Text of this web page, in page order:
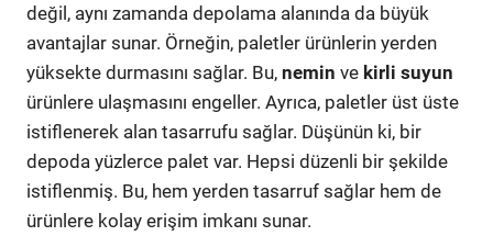
değil, aynı zamanda depolama alanında da büyük
avantajlar sunar. Örneğin, paletler ürünlerin yerden
yüksekte durmasını sağlar. Bu, nemin ve kirli suyun
ürünlere ulaşmasını engeller. Ayrıca, paletler üst üste
istiflenerek alan tasarrufu sağlar. Düşünün ki, bir
depoda yüzlerce palet var. Hepsi düzenli bir şekilde
istiflenmiş. Bu, hem yerden tasarruf sağlar hem de
ürünlere kolay erişim imkanı sunar.